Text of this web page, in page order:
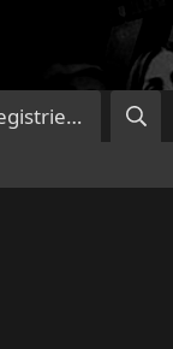
Registrieren